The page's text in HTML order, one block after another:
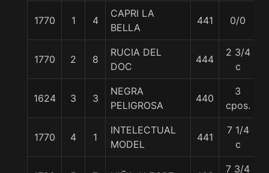
1770 1 4
CAPRI LA
BELLA
441 0/0
1770 2 8
RUCIA DEL
DOC
444
2 3/4
c
1624 3 3
NEGRA
PELIGROSA
440
3
cpos.
1770 4 1
INTELECTUAL
MODEL
441
7 1/4
c
7 3/4